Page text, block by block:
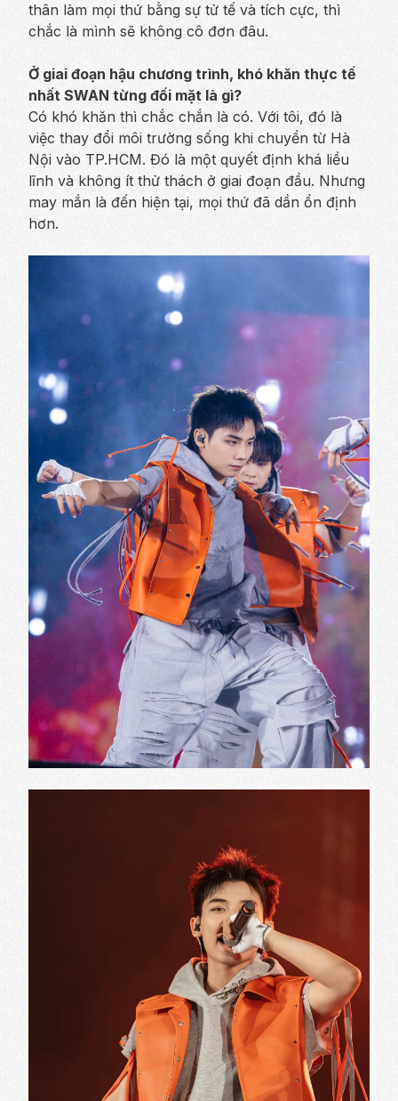
thân làm mọi thứ bằng sự tử tế và tích cực, thì
chắc là mình sẽ không cô đơn đâu.
Ở giai đoạn hậu chương trình, khó khăn thực tế
nhất SWAN từng đối mặt là gì?
Có khó khăn thì chắc chắn là có. Với tôi, đó là
việc thay đổi môi trường sống khi chuyển từ Hà
Nội vào TP.HCM. Đó là một quyết định khá liều
lĩnh và không ít thử thách ở giai đoạn đầu. Nhưng
may mắn là đến hiện tại, mọi thứ đã dần ổn định
hơn.